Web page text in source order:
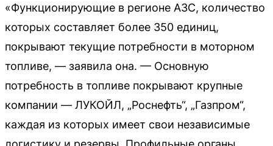
«Функционирующие в регионе АЗС, количество
которых составляет более 350 единиц,
покрывают текущие потребности в моторном
топливе, — заявила она. — Основную
потребность в топливе покрывают крупные
компании — ЛУКОЙЛ, „Роснефть“, „Газпром“,
каждая из которых имеет свои независимые